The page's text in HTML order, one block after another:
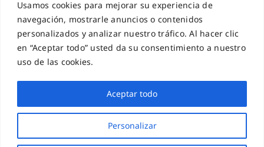
Usamos cookies para mejorar su experiencia de
navegación, mostrarle anuncios o contenidos
personalizados y analizar nuestro tráfico. Al hacer clic
en “Aceptar todo” usted da su consentimiento a nuestro
uso de las cookies.
Personalizar
Aceptar todo
¡Suscríbete a nuestra Newsletter!
Introduce tu email para recibir las últimas novedades.
Dirección
correo
electrónico
Envío de novedades, promociones y contenidos.
Legitimación:Tu consentimiento tras confirmar tu suscripción.